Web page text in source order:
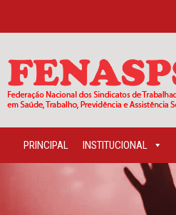
PRINCIPAL INSTITUCIONAL